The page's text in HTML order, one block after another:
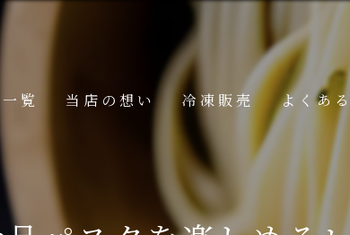
覧
ュー
当店の想い 冷凍販売 よくあ